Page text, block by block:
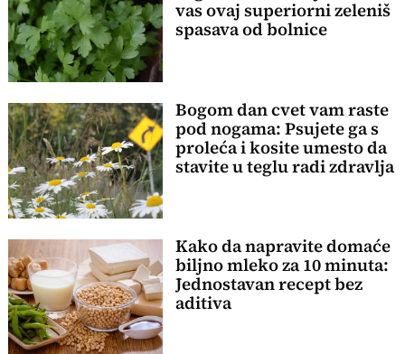
vas ovaj superiorni zeleniš
spasava od bolnice
Bogom dan cvet vam raste
pod nogama: Psujete ga s
proleća i kosite umesto da
stavite u teglu radi zdravlja
Kako da napravite domaće
biljno mleko za 10 minuta:
Jednostavan recept bez
aditiva